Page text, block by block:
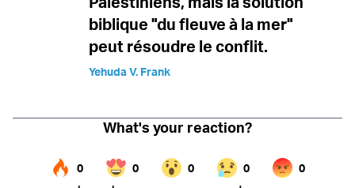
biblique "du fleuve à la mer"
peut résoudre le conflit.
Yehuda V. Frank